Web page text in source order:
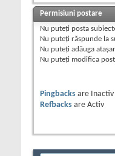
Permisiuni postare
Nu puteţi posta
Nu puteţi răspunde la
Nu puteţi adăuga
Nu puteţi modifica
Pingbacks are
Inactiv
Refbacks are Activ